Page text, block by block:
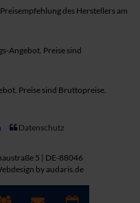
des Herstellers am
Angebot. Preise sind
Preise sind Bruttopreise.
Datenschutz
5 | DE-88046
by audaris.de